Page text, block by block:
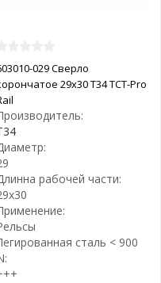
029 Сверло
29х30 T34 TCT-Pro
рабочей части:
сталь < 900